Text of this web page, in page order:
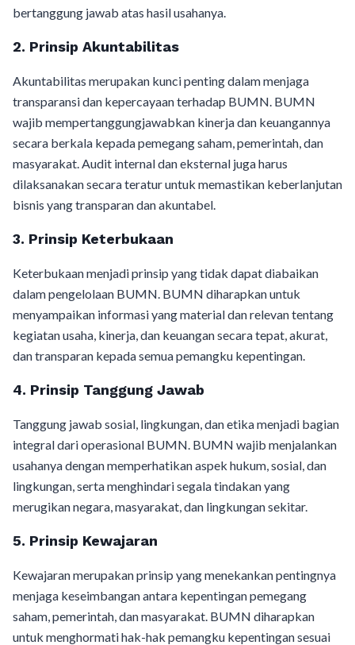
bertanggung jawab atas hasil usahanya.
2. Prinsip Akuntabilitas
Akuntabilitas merupakan kunci penting dalam menjaga
transparansi dan kepercayaan terhadap BUMN. BUMN
wajib mempertanggungjawabkan kinerja dan keuangannya
secara berkala kepada pemegang saham, pemerintah, dan
masyarakat. Audit internal dan eksternal juga harus
dilaksanakan secara teratur untuk memastikan keberlanjutan
bisnis yang transparan dan akuntabel.
3. Prinsip Keterbukaan
Keterbukaan menjadi prinsip yang tidak dapat diabaikan
dalam pengelolaan BUMN. BUMN diharapkan untuk
menyampaikan informasi yang material dan relevan tentang
kegiatan usaha, kinerja, dan keuangan secara tepat, akurat,
dan transparan kepada semua pemangku kepentingan.
4. Prinsip Tanggung Jawab
Tanggung jawab sosial, lingkungan, dan etika menjadi bagian
integral dari operasional BUMN. BUMN wajib menjalankan
usahanya dengan memperhatikan aspek hukum, sosial, dan
lingkungan, serta menghindari segala tindakan yang
merugikan negara, masyarakat, dan lingkungan sekitar.
5. Prinsip Kewajaran
Kewajaran merupakan prinsip yang menekankan pentingnya
menjaga keseimbangan antara kepentingan pemegang
saham, pemerintah, dan masyarakat. BUMN diharapkan
untuk menghormati hak-hak pemangku kepentingan sesuai